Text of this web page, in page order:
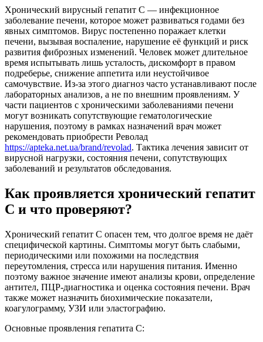
Хронический вирусный гепатит С — инфекционное
заболевание печени, которое может развиваться годами без
явных симптомов. Вирус постепенно поражает клетки
печени, вызывая воспаление, нарушение её функций и риск
развития фиброзных изменений. Человек может длительное
время испытывать лишь усталость, дискомфорт в правом
подреберье, снижение аппетита или неустойчивое
самочувствие. Из-за этого диагноз часто устанавливают после
лабораторных анализов, а не по внешним проявлениям. У
части пациентов с хроническими заболеваниями печени
могут возникать сопутствующие гематологические
нарушения, поэтому в рамках назначений врач может
рекомендовать приобрести Револад
https://apteka.net.ua/brand/revolad. Тактика лечения зависит от
вирусной нагрузки, состояния печени, сопутствующих
заболеваний и результатов обследования.
Как проявляется хронический гепатит
С и что проверяют?
Хронический гепатит С опасен тем, что долгое время не даёт
специфической картины. Симптомы могут быть слабыми,
периодическими или похожими на последствия
переутомления, стресса или нарушения питания. Именно
поэтому важное значение имеют анализы крови, определение
антител, ПЦР-диагностика и оценка состояния печени. Врач
также может назначить биохимические показатели,
коагулограмму, УЗИ или эластографию.
Основные проявления гепатита С: